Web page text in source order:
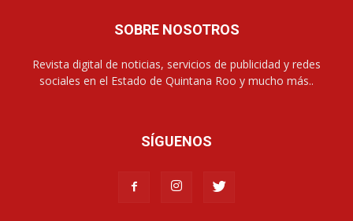
SOBRE NOSOTROS
Revista digital de noticias, servicios de publicidad y redes
sociales en el Estado de Quintana Roo y mucho más..
SÍGUENOS